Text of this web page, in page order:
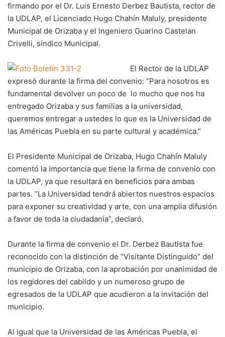
firmando por el Dr. Luis Ernesto Derbez Bautista, rector de
la UDLAP, el Licenciado Hugo Chahín Maluly, presidente
Municipal de Orizaba y el Ingeniero Guarino Castelan
Crivelli, síndico Municipal.
El Rector de la UDLAP
expresó durante la firma del convenio: “Para nosotros es
fundamental devolver un poco de lo mucho que nos ha
entregado Orizaba y sus familias a la universidad,
queremos entregar a ustedes lo que es la Universidad de
las Américas Puebla en su parte cultural y académica.”
El Presidente Municipal de Orizaba, Hugo Chahín Maluly
comentó la importancia que tiene la firma de convenio con
la UDLAP, ya que resultará en beneficios para ambas
partes. “La Universidad tendrá abiertos nuestros espacios
para exponer su creatividad y arte, con una amplia difusión
a favor de toda la ciudadanía”, declaró.
Durante la firma de convenio el Dr. Derbez Bautista fue
reconocido con la distinción de “Visitante Distinguido” del
municipio de Orizaba, con la aprobación por unanimidad de
los regidores del cabildo y un numeroso grupo de
egresados de la UDLAP que acudieron a la invitación del
municipio.
Al igual que la Universidad de las Américas Puebla, el